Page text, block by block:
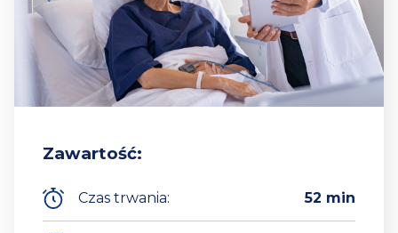
Zawartość:
Czas trwania: 52 min